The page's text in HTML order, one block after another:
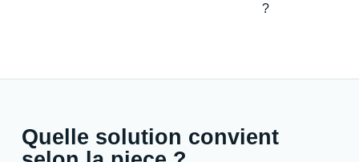
?
Quelle solution convient